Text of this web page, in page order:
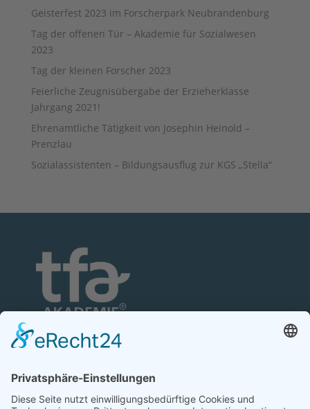
Geisterfest 2023 im Forscherpark Neubrandenburg
Tag der offenen Tür – Akademie für Sozialwesen
2023
Tag der kleinen Forscher 2023
Feierliche Zeugnisübergabe der Erzieherklasse
Jahrgang 2021!
Ehrenamtliche Tätigkeit von Josephin Heinold –
Prenzlau
Sozialassistenten – Bildungsausflug zur KGS „Stella“
Nonnenhofer Straße 24/26
17033 Neubrandenburg